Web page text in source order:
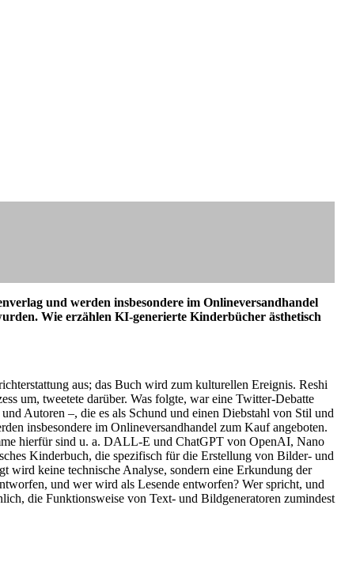
und werden insbesondere im Onlineversandhandel
Wie erzählen KI-generierte Kinderbücher ästhetisch
aus; das Buch wird zum kulturellen Ereignis. Reshi
um, tweetete darüber. Was folgte, war eine Twitter-Debatte
Autoren –, die es als Schund und einen Diebstahl von Stil und
insbesondere im Onlineversandhandel zum Kauf angeboten.
hierfür sind u. a. DALL-E und ChatGPT von OpenAI, Nano
Kinderbuch, die spezifisch für die Erstellung von Bilder- und
wird keine technische Analyse, sondern eine Erkundung der
und wer wird als Lesende entworfen? Wer spricht, und
die Funktionsweise von Text- und Bildgeneratoren zumindest